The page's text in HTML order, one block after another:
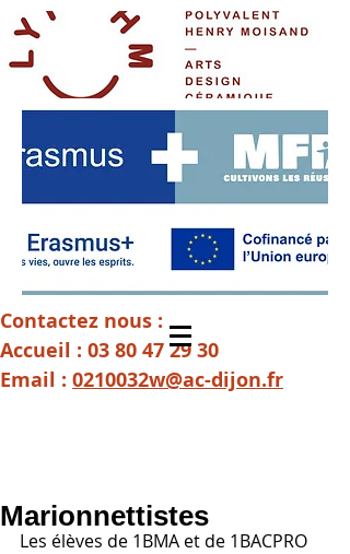
Contactez nous :
Accueil : 03 80 47 29 30
Email : 0210032w@ac-dijon.fr
Marionnettistes
Les élèves de 1BMA et de 1BACPRO